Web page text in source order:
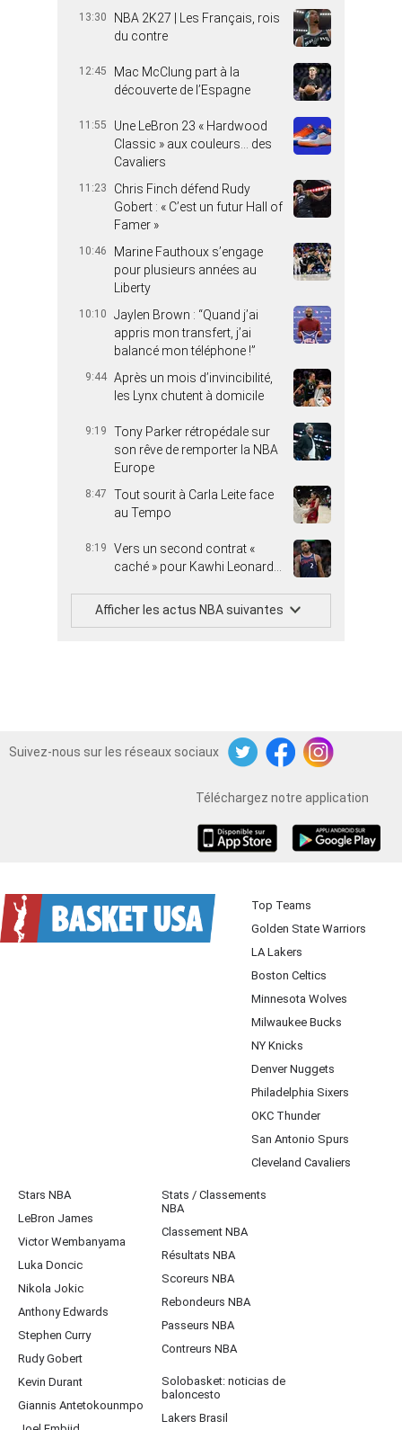
13:30
NBA 2K27 | Les Français, rois
du contre
12:45
Mac McClung part à la
découverte de l’Espagne
11:55
Une LeBron 23 « Hardwood
Classic » aux couleurs… des
Cavaliers
11:23
Chris Finch défend Rudy
Gobert : « C’est un futur Hall of
Famer »
10:46
Marine Fauthoux s’engage
pour plusieurs années au
Liberty
10:10
Jaylen Brown : “Quand j’ai
appris mon transfert, j’ai
balancé mon téléphone !”
9:44 Après un mois d’invincibilité,
les Lynx chutent à domicile
9:19
Tony Parker rétropédale sur
son rêve de remporter la NBA
Europe
8:47
Tout sourit à Carla Leite face
au Tempo
8:19
Vers un second contrat «
caché » pour Kawhi Leonard…
Afficher les actus NBA suivantes
Suivez-nous sur les réseaux sociaux
TwitterFacebookInstagram
Téléchargez notre application
Top Teams
Golden State Warriors
LA Lakers
Boston Celtics
Minnesota Wolves
Milwaukee Bucks
NY Knicks
Denver Nuggets
Philadelphia Sixers
OKC Thunder
San Antonio Spurs
Cleveland Cavaliers
Stars NBA
LeBron James
Victor Wembanyama
Luka Doncic
Nikola Jokic
Anthony Edwards
Stephen Curry
Rudy Gobert
Kevin Durant
Giannis Antetokounmpo
Stats / Classements
NBA
Classement NBA
Résultats NBA
Scoreurs NBA
Rebondeurs NBA
Passeurs NBA
Contreurs NBA
Solobasket: noticias de
baloncesto
Lakers Brasil